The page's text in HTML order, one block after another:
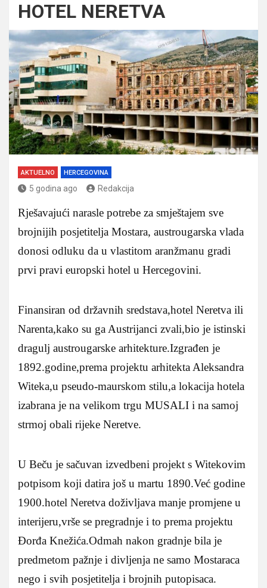
HOTEL NERETVA
AKTUELNO HERCEGOVINA
5 godina ago Redakcija
Rješavajući narasle potrebe za smještajem sve
brojnijih posjetitelja Mostara, austrougarska vlada
donosi odluku da u vlastitom aranžmanu gradi
prvi pravi europski hotel u Hercegovini.
Finansiran od državnih sredstava,hotel Neretva ili
Narenta,kako su ga Austrijanci zvali,bio je istinski
dragulj austrougarske arhitekture.Izgrađen je
1892.godine,prema projektu arhitekta Aleksandra
Witeka,u pseudo-maurskom stilu,a lokacija hotela
izabrana je na velikom trgu MUSALI i na samoj
strmoj obali rijeke Neretve.
U Beču je sačuvan izvedbeni projekt s Witekovim
potpisom koji datira još u martu 1890.Već godine
1900.hotel Neretva doživljava manje promjene u
interijeru,vrše se pregradnje i to prema projektu
Đorđa Knežića.Odmah nakon gradnje bila je
predmetom pažnje i divljenja ne samo Mostaraca
nego i svih posjetitelja i brojnih putopisaca.